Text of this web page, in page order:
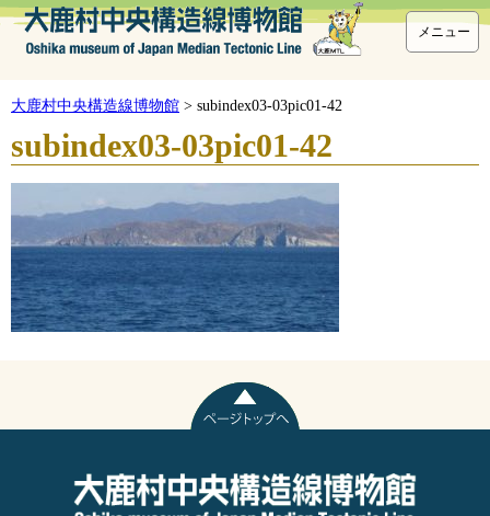
メニュー
大鹿村中央構造線博物館 > subindex03-03pic01-42
subindex03-03pic01-42